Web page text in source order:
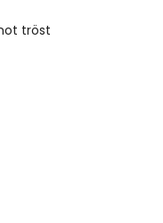
tröst